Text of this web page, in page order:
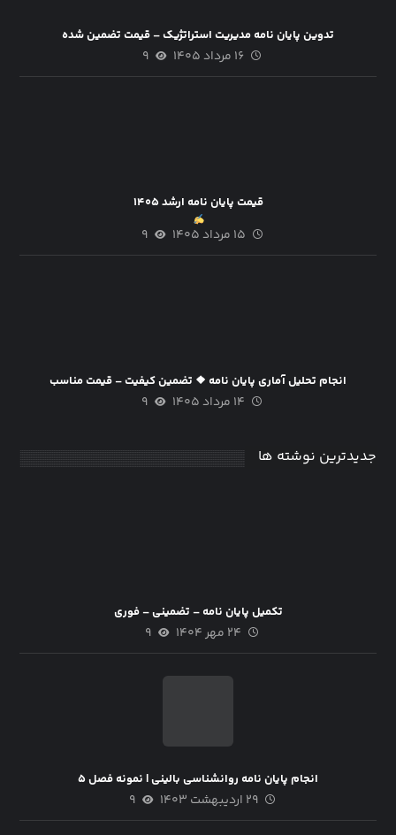
تدوین پایان نامه مدیریت استراتژیک – قیمت تضمین شده
۱۶ مرداد ۱۴۰۵ ۹
قیمت پایان نامه ارشد ۱۴۰۵
۱۵ مرداد ۱۴۰۵ ۹
انجام تحلیل آماری پایان نامه ❖ تضمین کیفیت – قیمت مناسب
۱۴ مرداد ۱۴۰۵ ۹
جدیدترین نوشته ها
تکمیل پایان نامه – تضمینی – فوری
۲۴ مهر ۱۴۰۴ ۹
انجام پایان نامه روانشناسی بالینی | نمونه فصل ۵
۲۹ اردیبهشت ۱۴۰۳ ۹